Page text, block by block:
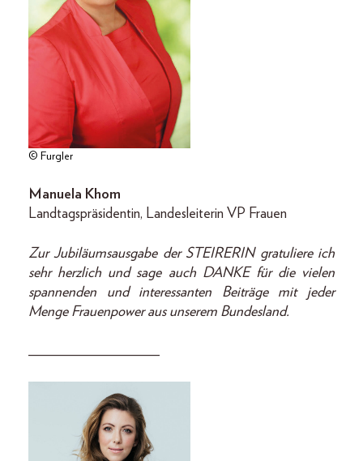
© Furgler
Manuela Khom
Landtagspräsidentin, Landesleiterin VP Frauen
Zur Jubiläumsausgabe der STEIRERIN gratuliere ich
sehr herzlich und sage auch DANKE für die vielen
spannenden und interessanten Beiträge mit jeder
Menge Frauenpower aus unserem Bundesland.
__________________